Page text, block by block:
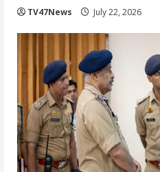
TV47News July 22, 2026